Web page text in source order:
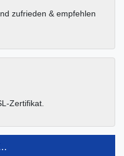
zufrieden & empfehlen
Zertifikat.